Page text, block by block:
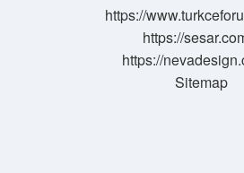
https://
https://
https://
Sitemap